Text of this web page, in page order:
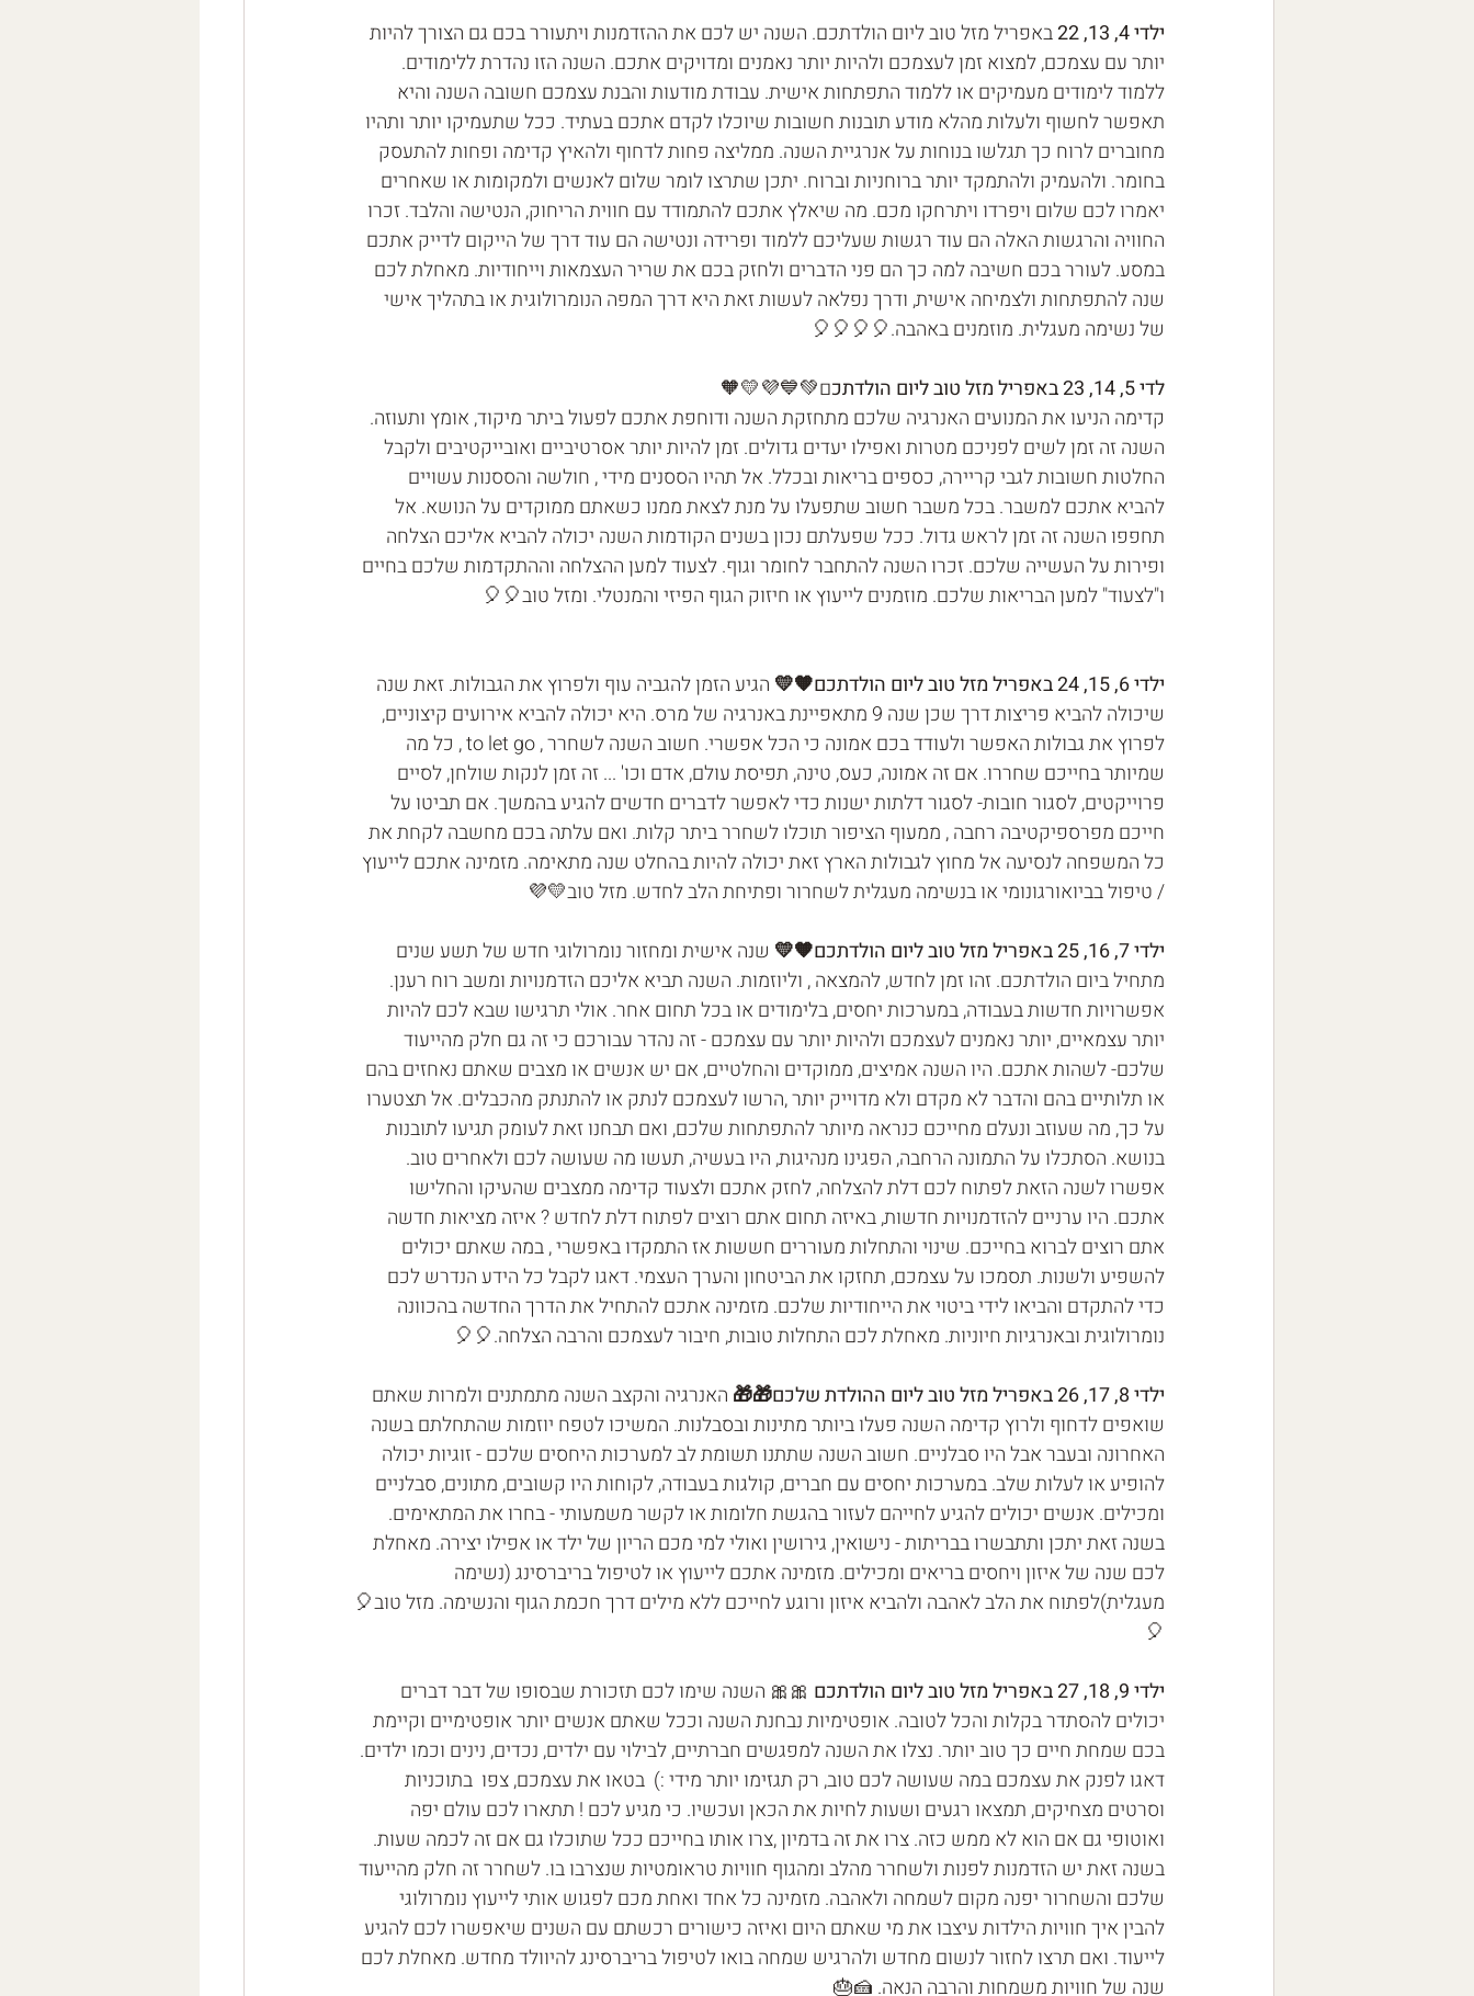
ילדי 4, 13, 22
באפריל מזל טוב ליום הולדתכם. השנה יש לכם את ההזדמנות ויתעורר בכם גם הצורך להיות
יותר עם עצמכם, למצוא זמן לעצמכם ולהיות יותר נאמנים ומדויקים אתכם. השנה הזו נהדרת ללימודים.
ללמוד לימודים מעמיקים או ללמוד התפתחות אישית. עבודת מודעות והבנת עצמכם חשובה השנה והיא
תאפשר לחשוף ולעלות מהלא מודע תובנות חשובות שיוכלו לקדם אתכם בעתיד. ככל שתעמיקו יותר ותהיו
מחוברים לרוח כך תגלשו בנוחות על אנרגיית השנה. ממליצה פחות לדחוף ולהאיץ קדימה ופחות להתעסק
בחומר. ולהעמיק ולהתמקד יותר ברוחניות וברוח. יתכן שתרצו לומר שלום לאנשים ולמקומות או שאחרים
יאמרו לכם שלום ויפרדו ויתרחקו מכם. מה שיאלץ אתכם להתמודד עם חווית הריחוק, הנטישה והלבד. זכרו
החוויה והרגשות האלה הם עוד רגשות שעליכם ללמוד ופרידה ונטישה הם עוד דרך של הייקום לדייק אתכם
במסע. לעורר בכם חשיבה למה כך הם פני הדברים ולחזק בכם את שריר העצמאות וייחודיות. מאחלת לכם
שנה להתפתחות ולצמיחה אישית, ודרך נפלאה לעשות זאת היא דרך המפה הנומרולוגית או בתהליך אישי
של נשימה מעגלית. מוזמנים באהבה.🎈🎈🎈🎈
לדי 5, 14, 23 באפריל מזל טוב ליום הולדתכ
ם💚💙💜💛🧡
קדימה הניעו את המנועים האנרגיה שלכם מתחזקת השנה ודוחפת אתכם לפעול ביתר מיקוד, אומץ ותעוזה.
השנה זה זמן לשים לפניכם מטרות ואפילו יעדים גדולים. זמן להיות יותר אסרטיביים ואובייקטיבים ולקבל
החלטות חשובות לגבי קריירה, כספים בריאות ובכלל. אל תהיו הססנים מידי , חולשה והססנות עשויים
להביא אתכם למשבר. בכל משבר חשוב שתפעלו על מנת לצאת ממנו כשאתם ממוקדים על הנושא. אל
תחפפו השנה זה זמן לראש גדול. ככל שפעלתם נכון בשנים הקודמות השנה יכולה להביא אליכם הצלחה
ופירות על העשייה שלכם. זכרו השנה להתחבר לחומר וגוף. לצעוד למען ההצלחה וההתקדמות שלכם בחיים
ו"לצעוד" למען הבריאות שלכם. מוזמנים לייעוץ או חיזוק הגוף הפיזי והמנטלי. ומזל טוב🎈🎈
ילדי 6, 15, 24 באפריל מזל טוב ליום הולדתכם🧡💛
הגיע הזמן להגביה עוף ולפרוץ את הגבולות. זאת שנה
שיכולה להביא פריצות דרך שכן שנה 9 מתאפיינת באנרגיה של מרס. היא יכולה להביא אירועים קיצוניים,
לפרוץ את גבולות האפשר ולעודד בכם אמונה כי הכל אפשרי. חשוב השנה לשחרר , to let go , כל מה
שמיותר בחייכם שחררו. אם זה אמונה, כעס, טינה, תפיסת עולם, אדם וכו' ... זה זמן לנקות שולחן, לסיים
פרוייקטים, לסגור חובות- לסגור דלתות ישנות כדי לאפשר לדברים חדשים להגיע בהמשך. אם תביטו על
חייכם מפרספיקטיבה רחבה , ממעוף הציפור תוכלו לשחרר ביתר קלות. ואם עלתה בכם מחשבה לקחת את
כל המשפחה לנסיעה אל מחוץ לגבולות הארץ זאת יכולה להיות בהחלט שנה מתאימה. מזמינה אתכם לייעוץ
/ טיפול בביואורגונומי או בנשימה מעגלית לשחרור ופתיחת הלב לחדש. מזל טוב💛💜
ילדי 7, 16, 25 באפריל מזל טוב ליום הולדתכם🧡💛
שנה אישית ומחזור נומרולוגי חדש של תשע שנים
מתחיל ביום הולדתכם. זהו זמן לחדש, להמצאה , וליוזמות. השנה תביא אליכם הזדמנויות ומשב רוח רענן.
אפשרויות חדשות בעבודה, במערכות יחסים, בלימודים או בכל תחום אחר. אולי תרגישו שבא לכם להיות
יותר עצמאיים, יותר נאמנים לעצמכם ולהיות יותר עם עצמכם - זה נהדר עבורכם כי זה גם חלק מהייעוד
שלכם- לשהות אתכם. היו השנה אמיצים, ממוקדים והחלטיים, אם יש אנשים או מצבים שאתם נאחזים בהם
או תלותיים בהם והדבר לא מקדם ולא מדוייק יותר ,הרשו לעצמכם לנתק או להתנתק מהכבלים. אל תצטערו
על כך, מה שעוזב ונעלם מחייכם כנראה מיותר להתפתחות שלכם, ואם תבחנו זאת לעומק תגיעו לתובנות
בנושא. הסתכלו על התמונה הרחבה, הפגינו מנהיגות, היו בעשיה, תעשו מה שעושה לכם ולאחרים טוב.
אפשרו לשנה הזאת לפתוח לכם דלת להצלחה, לחזק אתכם ולצעוד קדימה ממצבים שהעיקו והחלישו
אתכם. היו ערניים להזדמנויות חדשות, באיזה תחום אתם רוצים לפתוח דלת לחדש ? איזה מציאות חדשה
אתם רוצים לברוא בחייכם. שינוי והתחלות מעוררים חששות אז התמקדו באפשרי , במה שאתם יכולים
להשפיע ולשנות. תסמכו על עצמכם, תחזקו את הביטחון והערך העצמי. דאגו לקבל כל הידע הנדרש לכם
כדי להתקדם והביאו לידי ביטוי את הייחודיות שלכם. מזמינה אתכם להתחיל את הדרך החדשה בהכוונה
נומרולוגית ובאנרגיות חיוניות. מאחלת לכם התחלות טובות, חיבור לעצמכם והרבה הצלחה.🎈🎈
ילדי 8, 17, 26 באפריל מזל טוב ליום ההולדת שלכם🎁🎁
האנרגיה והקצב השנה מתמתנים ולמרות שאתם
שואפים לדחוף ולרוץ קדימה השנה פעלו ביותר מתינות ובסבלנות. המשיכו לטפח יוזמות שהתחלתם בשנה
האחרונה ובעבר אבל היו סבלניים. חשוב השנה שתתנו תשומת לב למערכות היחסים שלכם - זוגיות יכולה
להופיע או לעלות שלב. במערכות יחסים עם חברים, קולגות בעבודה, לקוחות היו קשובים, מתונים, סבלניים
ומכילים. אנשים יכולים להגיע לחייהם לעזור בהגשת חלומות או לקשר משמעותי - בחרו את המתאימים.
בשנה זאת יתכן ותתבשרו בבריתות - נישואין, גירושין ואולי למי מכם הריון של ילד או אפילו יצירה. מאחלת
לכם שנה של איזון ויחסים בריאים ומכילים. מזמינה אתכם לייעוץ או לטיפול בריברסינג (נשימה
מעגלית)לפתוח את הלב לאהבה ולהביא איזון ורוגע לחייכם ללא מילים דרך חכמת הגוף והנשימה. מזל טוב🎈
🎈
ילדי 9, 18, 27 באפריל מזל טוב ליום הולדתכם
🎀🎀 השנה שימו לכם תזכורת שבסופו של דבר דברים
יכולים להסתדר בקלות והכל לטובה. אופטימיות נבחנת השנה וככל שאתם אנשים יותר אופטימיים וקיימת
בכם שמחת חיים כך טוב יותר. נצלו את השנה למפגשים חברתיים, לבילוי עם ילדים, נכדים, נינים וכמו ילדים.
דאגו לפנק את עצמכם במה שעושה לכם טוב, רק תגזימו יותר מידי :)  בטאו את עצמכם, צפו  בתוכניות
וסרטים מצחיקים, תמצאו רגעים ושעות לחיות את הכאן ועכשיו. כי מגיע לכם ! תתארו לכם עולם יפה
ואוטופי גם אם הוא לא ממש כזה. צרו את זה בדמיון ,צרו אותו בחייכם ככל שתוכלו גם אם זה לכמה שעות.
בשנה זאת יש הזדמנות לפנות ולשחרר מהלב ומהגוף חוויות טראומטיות שנצרבו בו. לשחרר זה חלק מהייעוד
שלכם והשחרור יפנה מקום לשמחה ולאהבה. מזמינה כל אחד ואחת מכם לפגוש אותי לייעוץ נומרולוגי
להבין איך חוויות הילדות עיצבו את מי שאתם היום ואיזה כישורים רכשתם עם השנים שיאפשרו לכם להגיע
לייעוד. ואם תרצו לחזור לנשום מחדש ולהרגיש שמחה בואו לטיפול בריברסינג להיוולד מחדש. מאחלת לכם
שנה של חוויות משמחות והרבה הנאה. 🍰🎂